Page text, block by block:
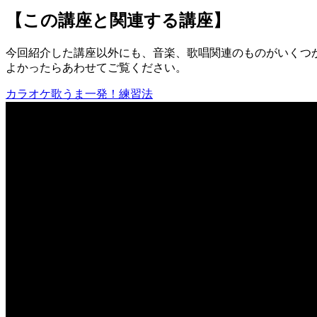
【この講座と関連する講座】
今回紹介した講座以外にも、音楽、歌唱関連のものがいくつ
よかったらあわせてご覧ください。
カラオケ歌うま一発！練習法